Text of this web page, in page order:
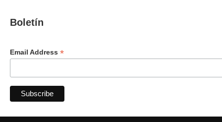
Boletín
Email Address *